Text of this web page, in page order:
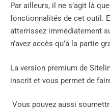
Par ailleurs, il ne s’agit là
fonctionnalités de cet outil.
atterrissez immédiatement
n’avez accès qu’à la partie
La version premium de
inscrit et vous permet de
Vous pouvez aussi